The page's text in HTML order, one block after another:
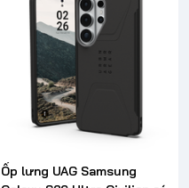
Ốp lưng UAG Samsung